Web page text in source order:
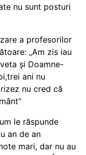
nu sunt posturi
a profesorilor
„Am zis iau
și Doamne-
ani nu
nu cred că
le răspunde
an de an
mari, dar nu au